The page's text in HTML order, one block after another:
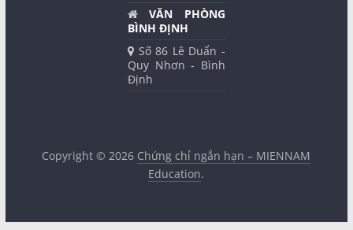
VĂN PHÒNG
BÌNH ĐỊNH
Số 86 Lê Duẩn -
Quy Nhơn - Bình
Định
Copyright © 2026 Chứng chỉ ngắn hạn – MIENNAM
Education.